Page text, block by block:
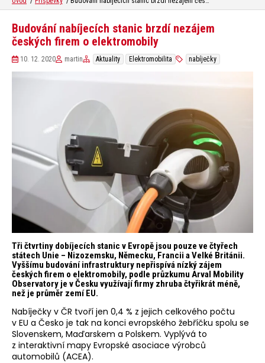
Budování nabíjecích stanic brzdí nezájem
českých firem o elektromobily
10. 12. 2020 martin Aktuality Elektromobilita nabíječky
Tři čtvrtiny dobíjecích stanic v Evropě jsou pouze ve čtyřech
státech Unie – Nizozemsku, Německu, Francii a Velké Británii.
Vyššímu budování infrastruktury nepřispívá nízký zájem
českých firem o elektromobily, podle průzkumu Arval Mobility
Observatory je v Česku využívají firmy zhruba čtyřikrát méně,
než je průměr zemí EU.
Nabíječky v ČR tvoří jen 0,4 % z jejich celkového počtu
v EU a Česko je tak na konci evropského žebříčku spolu se
Slovenskem, Maďarskem a Polskem. Vyplývá to
z interaktivní mapy Evropské asociace výrobců
automobilů (ACEA).